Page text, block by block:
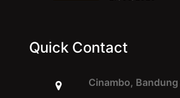
Quick Contact
Cinambo,